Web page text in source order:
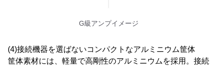
G級アンプイメージ
(4)接続機器を選ばないコンパクトなアルミニウム筐体
筐体素材には、軽量で高剛性のアルミニウムを採用。接続